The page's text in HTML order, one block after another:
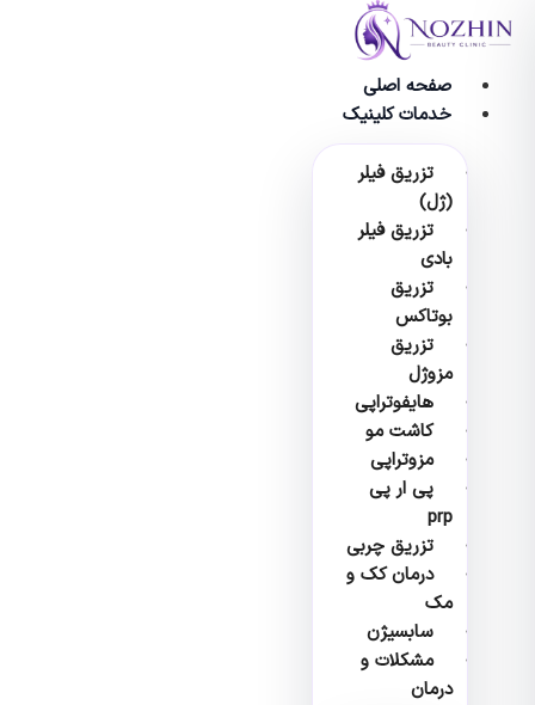
صفحه اصلی
خدمات کلینیک
تزریق فیلر
(ژل)
تزریق فیلر
بادی
تزریق
بوتاکس
تزریق
مزوژل
هایفوتراپی
کاشت مو
مزوتراپی
پی ار پی
تزریق چربی
درمان کک و
مک
سابسیژن
مشکلات و
درمان